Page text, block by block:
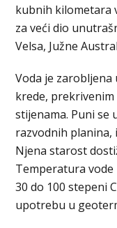
kubnih kilometara
za veći dio
Velsa, Južne
Voda je zarobljena
krede,
stijenama. Puni se
razvodnih planina,
Njena starost
Temperatura vode
30 do 100 stepeni
upotrebu u